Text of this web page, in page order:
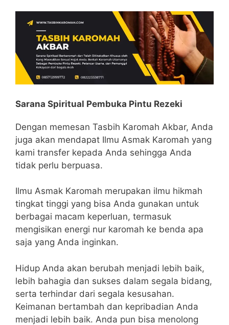
Sarana Spiritual Pembuka Pintu Rezeki
Dengan memesan Tasbih Karomah Akbar, Anda
juga akan mendapat Ilmu Asmak Karomah yang
kami transfer kepada Anda sehingga Anda
tidak perlu berpuasa.
Ilmu Asmak Karomah merupakan ilmu hikmah
tingkat tinggi yang bisa Anda gunakan untuk
berbagai macam keperluan, termasuk
mengisikan energi nur karomah ke benda apa
saja yang Anda inginkan.
Hidup Anda akan berubah menjadi lebih baik,
lebih bahagia dan sukses dalam segala bidang,
serta terhindar dari segala kesusahan.
Keimanan bertambah dan kepribadian Anda
menjadi lebih baik. Anda pun bisa menolong